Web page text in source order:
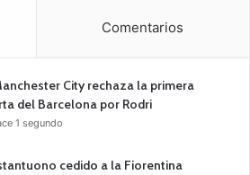
Comentarios
City rechaza la primera
del Barcelona por Rodri
1 segundo
cedido a la Fiorentina